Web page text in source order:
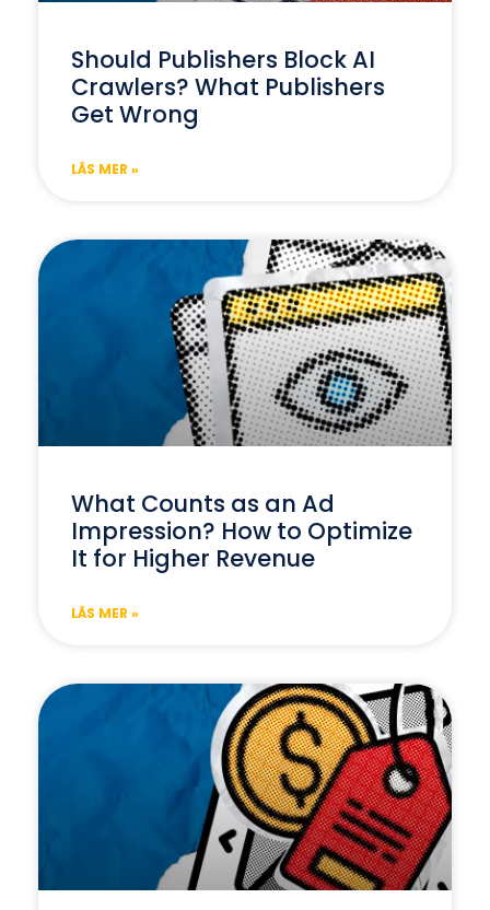
Should Publishers Block AI
Crawlers? What Publishers
Get Wrong
LÄS MER »
What Counts as an Ad
Impression? How to Optimize
It for Higher Revenue
LÄS MER »